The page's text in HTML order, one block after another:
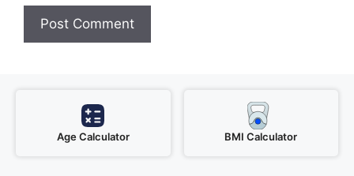
Age Calculator BMI Calculator